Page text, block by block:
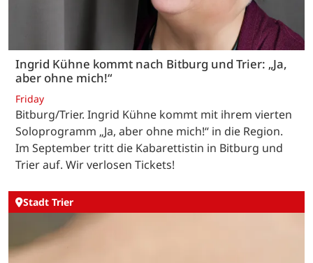
Ingrid Kühne kommt nach Bitburg und Trier: „Ja,
aber ohne mich!“
Friday
Bitburg/Trier. Ingrid Kühne kommt mit ihrem vierten
Soloprogramm „Ja, aber ohne mich!“ in die Region.
Im September tritt die Kabarettistin in Bitburg und
Trier auf. Wir verlosen Tickets!
Stadt Trier